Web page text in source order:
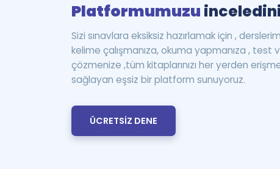
Platformumuzu
Sizi sınavlara eksiksiz hazırlamak için ,
kelime çalışmanıza, okuma yapmanıza , test
çözmenize ,tüm kitaplarınızı her yerden
sağlayan eşsiz bir platform sunuyoruz.
ÜCRETSİZ DENE